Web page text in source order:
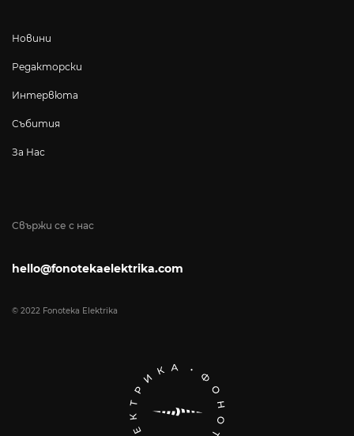
Свържи се с нас
hello@fonotekaelektrika.com
© 2022 Fonoteka Elektrika
Новини
Редакторски
Интервюта
Събития
За Нас